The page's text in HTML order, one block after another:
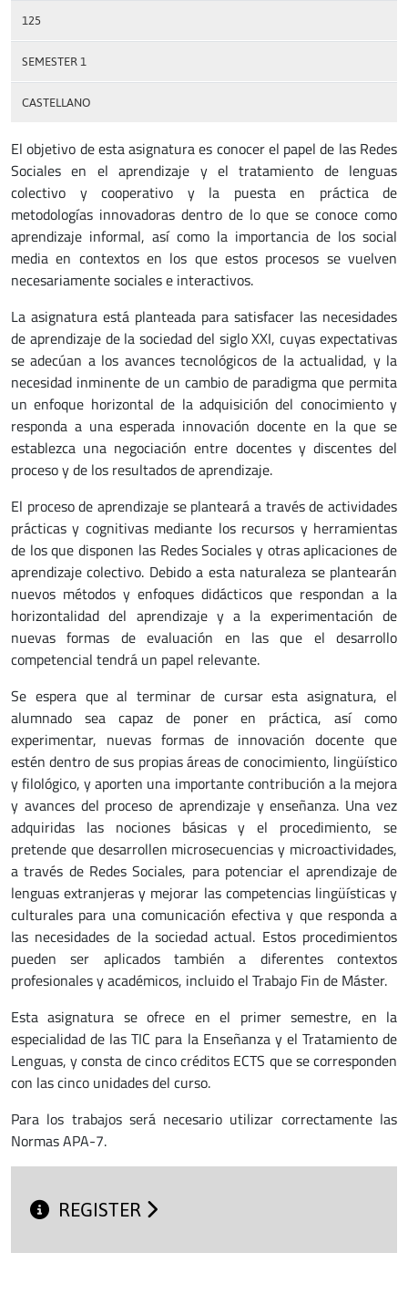
125
SEMESTER 1
CASTELLANO
El objetivo de esta asignatura es conocer el papel de las Redes
Sociales en el aprendizaje y el tratamiento de lenguas
colectivo y cooperativo y la puesta en práctica de
metodologías innovadoras dentro de lo que se conoce como
aprendizaje informal, así como la importancia de los social
media en contextos en los que estos procesos se vuelven
necesariamente sociales e interactivos.
La asignatura está planteada para satisfacer las necesidades
de aprendizaje de la sociedad del siglo XXI, cuyas expectativas
se adecúan a los avances tecnológicos de la actualidad, y la
necesidad inminente de un cambio de paradigma que permita
un enfoque horizontal de la adquisición del conocimiento y
responda a una esperada innovación docente en la que se
establezca una negociación entre docentes y discentes del
proceso y de los resultados de aprendizaje.
El proceso de aprendizaje se planteará a través de actividades
prácticas y cognitivas mediante los recursos y herramientas
de los que disponen las Redes Sociales y otras aplicaciones de
aprendizaje colectivo. Debido a esta naturaleza se plantearán
nuevos métodos y enfoques didácticos que respondan a la
horizontalidad del aprendizaje y a la experimentación de
nuevas formas de evaluación en las que el desarrollo
competencial tendrá un papel relevante.
Se espera que al terminar de cursar esta asignatura, el
alumnado sea capaz de poner en práctica, así como
experimentar, nuevas formas de innovación docente que
estén dentro de sus propias áreas de conocimiento, lingüístico
y filológico, y aporten una importante contribución a la mejora
y avances del proceso de aprendizaje y enseñanza. Una vez
adquiridas las nociones básicas y el procedimiento, se
pretende que desarrollen microsecuencias y microactividades,
a través de Redes Sociales, para potenciar el aprendizaje de
lenguas extranjeras y mejorar las competencias lingüísticas y
culturales para una comunicación efectiva y que responda a
las necesidades de la sociedad actual. Estos procedimientos
pueden ser aplicados también a diferentes contextos
profesionales y académicos, incluido el Trabajo Fin de Máster.
Esta asignatura se ofrece en el primer semestre, en la
especialidad de las TIC para la Enseñanza y el Tratamiento de
Lenguas, y consta de cinco créditos ECTS que se corresponden
con las cinco unidades del curso.
Para los trabajos será necesario utilizar correctamente las
Normas APA-7.
REGISTER